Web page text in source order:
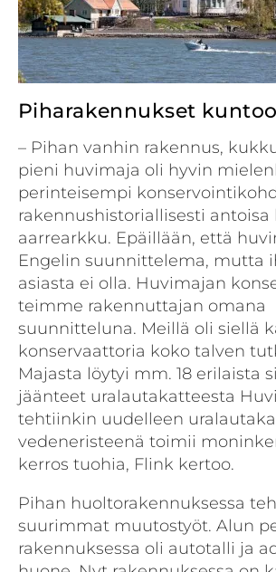
Piharakennukset
– Pihan vanhin rakennus,
pieni huvimaja oli hyvin
perinteisempi
rakennushistoriallisesti antoisa
aarrearkku. Epäillään, että
Engelin suunnittelema, mutta
asiasta ei olla. Huvimajan
teimme rakennuttajan omana
suunnitteluna. Meillä oli siellä
konservaattoria koko talven
Majasta löytyi mm. 18 erilaista
jäänteet uralautakatteesta
tehtiinkin uudelleen
vedeneristeenä toimii
kerros tuohia, Flink kertoo.
Pihan huoltorakennuksessa
suurimmat muutostyöt. Alun
rakennuksessa oli autotalli ja